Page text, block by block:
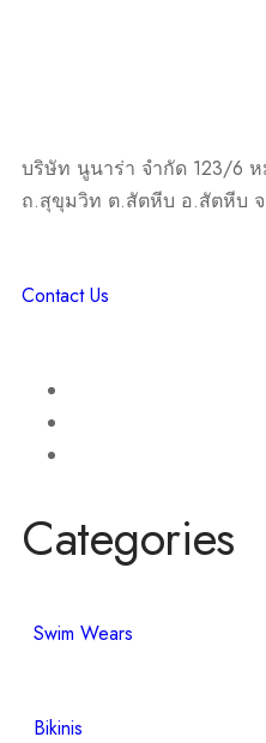
บริษัท นูนาร่า จำกัด 123/6
ถ.สุขุมวิท ต.สัตหีบ อ.สัตหีบ
Contact Us
Categories
Swim Wears
Bikinis